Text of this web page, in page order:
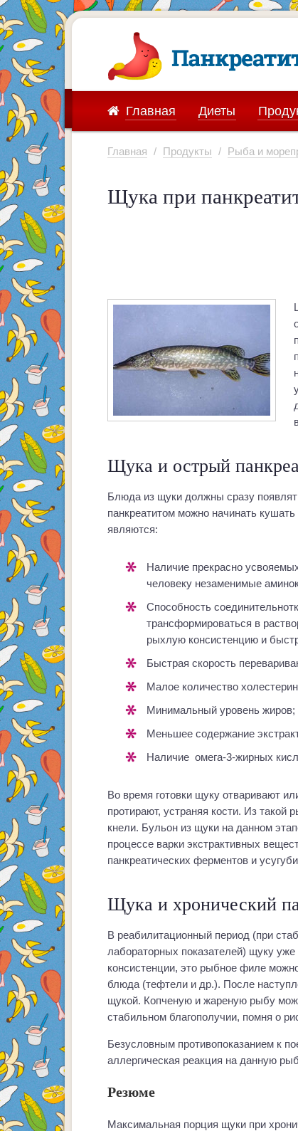
Главная Диеты
Главная / Продукты / Рыба и
Щука при
Щука и острый
Блюда из щуки должны сразу
панкреатитом можно начинать
являются:
наличие прекрасно усвояемых белков, содержащих в себе все нужные
человеку незаменимые
способность соединительнотканного компонента коллагена легко
трансформироваться в
рыхлую консистенцию и
быстрая скорость
малое количество
минимальный уровень жиров;
меньшее содержание
наличие омега-3-жирных
Во время готовки щуку отваривают
протирают, устраняя кости. Из
кнели. Бульон из щуки на данном
процессе варки экстрактивных
панкреатических ферментов и
Щука и хронический
В реабилитационный период (при
лабораторных показателей) щуку
консистенции, это рыбное филе
блюда (тефтели и др.). После
щукой. Копченую и жареную рыбу
стабильном благополучии, помня о
Безусловным противопоказанием к
аллергическая реакция на данную
Резюме
Максимальная порция щуки при